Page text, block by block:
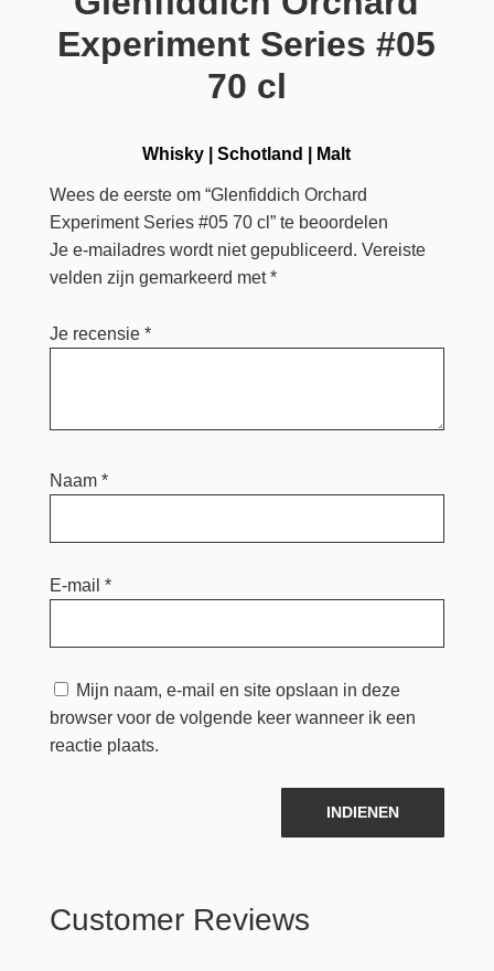
Experiment Series #05
70 cl
Whisky |Schotland Malt
Wees de eerste om “Glenfiddich Orchard
Experiment Series #05 70 cl” te beoordelen
Je e-mailadres wordt niet gepubliceerd. Vereiste
velden zijn gemarkeerd met*
Je recensie *
Naam *
E-mail *
Mijn naam, e-mail en site opslaan in deze
browser voor de volgende keer wanneer ik een
reactie plaats.
INDIENEN
Customer Reviews